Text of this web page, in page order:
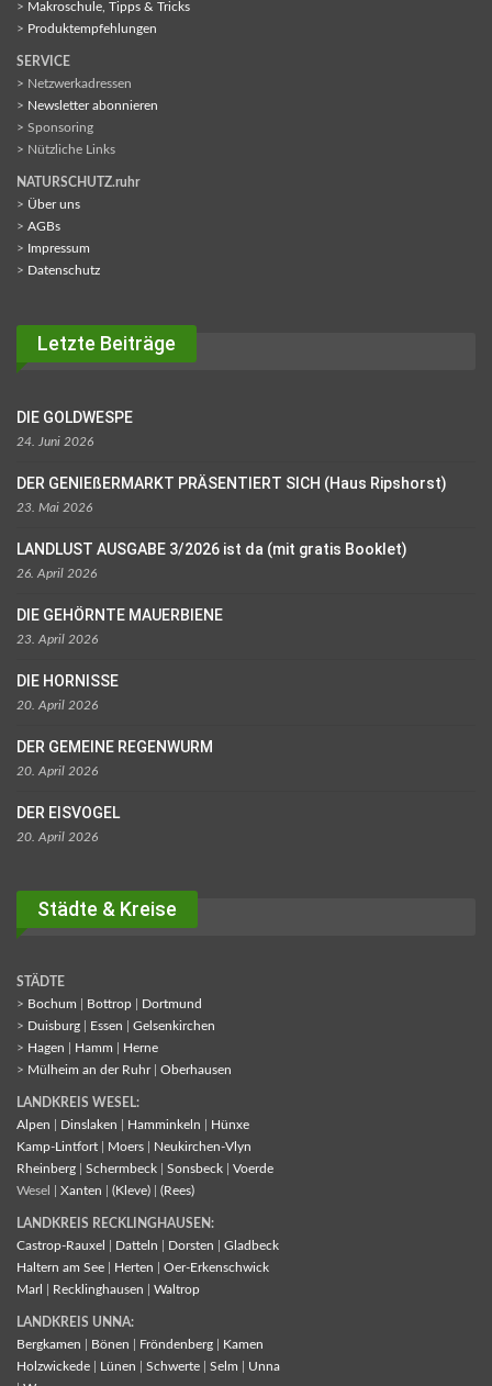
> Makroschule, Tipps & Tricks
> Produktempfehlungen
SERVICE
> Netzwerkadressen
> Newsletter abonnieren
> Sponsoring
> Nützliche Links
NATURSCHUTZ.ruhr
> Über uns
> AGBs
> Impressum
> Datenschutz
Letzte Beiträge
DIE GOLDWESPE
24. Juni 2026
DER GENIEßERMARKT PRÄSENTIERT SICH (Haus Ripshorst)
23. Mai 2026
LANDLUST AUSGABE 3/2026 ist da (mit gratis Booklet)
26. April 2026
DIE GEHÖRNTE MAUERBIENE
23. April 2026
DIE HORNISSE
20. April 2026
DER GEMEINE REGENWURM
20. April 2026
DER EISVOGEL
20. April 2026
Städte & Kreise
STÄDTE
> Bochum Bottrop
Dortmund
> Duisburg Essen
Gelsenkirchen
> Hagen Hamm
Herne
> Mülheim an der Ruhr| Oberhausen
LANDKREIS WESEL:
Alpen
Dinslaken Hamminkeln
Hünxe
Kamp-Lintfort
Moers
Neukirchen-Vlyn
Rheinberg
Schermbeck Sonsbeck
Voerde
Wesel | Xanten (Kleve) (Rees)
LANDKREIS RECKLINGHAUSEN:
Castrop-Rauxel
Datteln Dorsten
Gladbeck
Haltern am See
Herten
Oer-Erkenschwick
Marl
Recklinghausen Waltrop
LANDKREIS UNNA:
Bergkamen
Bönen Fröndenberg
Kamen
Holzwickede
Lünen Schwerte Selm
Unna